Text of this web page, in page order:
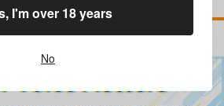
No
I'm over 18 years